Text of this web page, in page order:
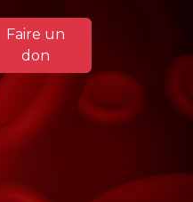
Faire un
don